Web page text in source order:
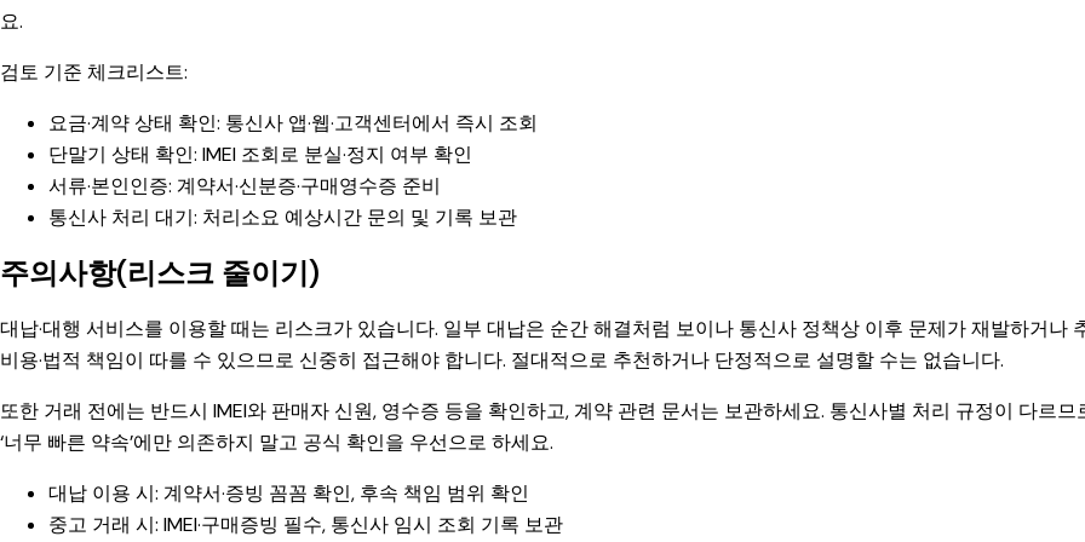
요.
검토 기준 체크리스트:
요금·계약 상태 확인: 통신사 앱·웹·고객센터에서 즉시 조회
단말기 상태 확인: IMEI 조회로 분실·정지 여부 확인
서류·본인인증: 계약서·신분증·구매영수증 준비
통신사 처리 대기: 처리소요 예상시간 문의 및 기록 보관
주의사항(리스크 줄이기)
대납·대행 서비스를 이용할 때는 리스크가 있습니다. 일부 대납은 순간 해결처럼 보이나 통신사 정책상 이후 문제가 재발하거나
비용·법적 책임이 따를 수 있으므로 신중히 접근해야 합니다. 절대적으로 추천하거나 단정적으로 설명할 수는 없습니다.
또한 거래 전에는 반드시 IMEI와 판매자 신원, 영수증 등을 확인하고, 계약 관련 문서는 보관하세요. 통신사별 처리 규정이 다르므
‘너무 빠른 약속’에만 의존하지 말고 공식 확인을 우선으로 하세요.
대납 이용 시: 계약서·증빙 꼼꼼 확인, 후속 책임 범위 확인
중고 거래 시: IMEI·구매증빙 필수, 통신사 임시 조회 기록 보관